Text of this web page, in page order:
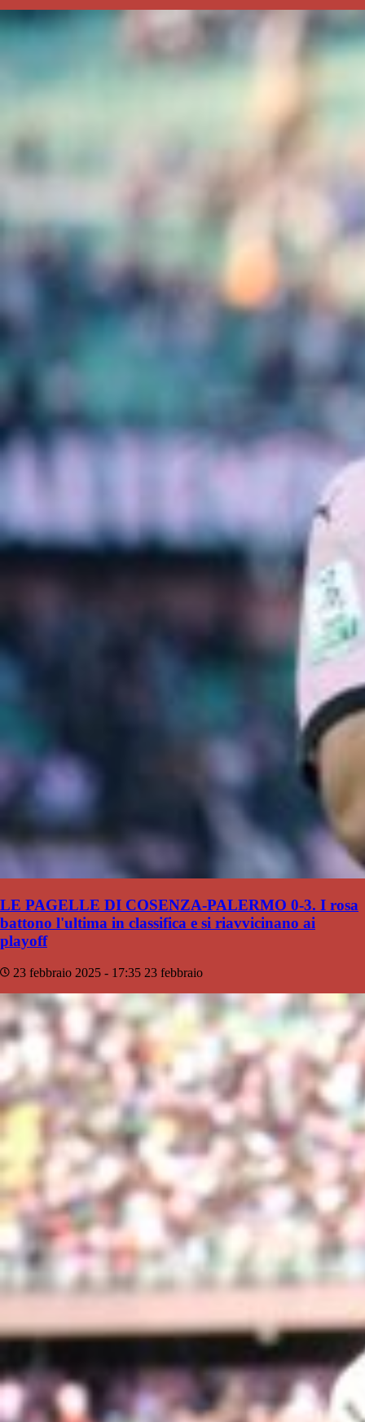
LE PAGELLE DI COSENZA-PALERMO 0-3. I rosa
battono l'ultima in classifica e si riavvicinano ai
playoff
23 febbraio 2025 - 17:35 23 febbraio